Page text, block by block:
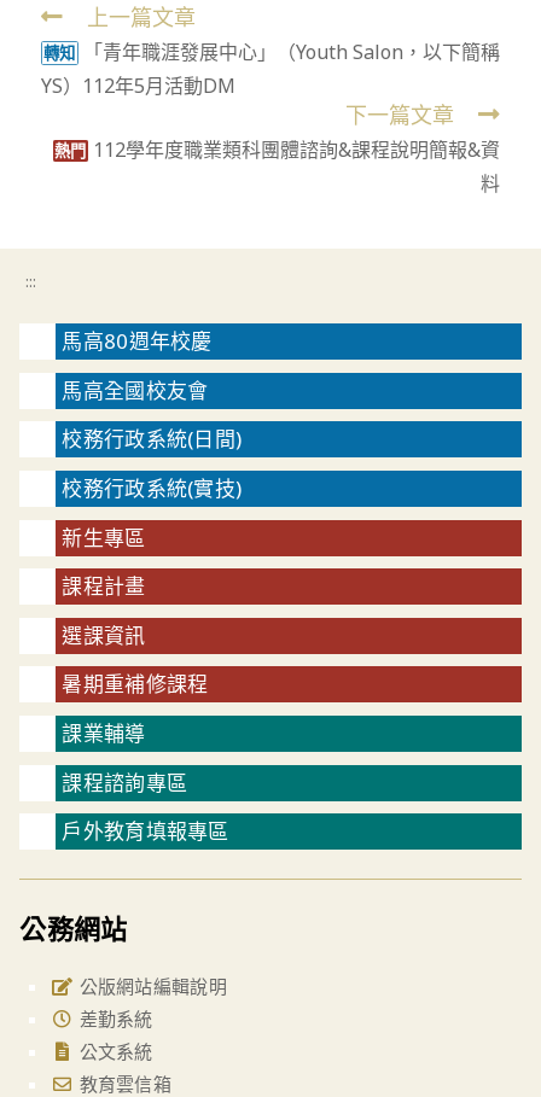
Read
more
articles
上一篇文章
轉知
「青年職涯發展中心」（Youth Salon，以下簡稱
YS）112年5月活動DM
下一篇文章
熱門 112學年度職業類科團體諮詢&課程說明簡報&資
料
:::
馬高80週年校慶
馬高全國校友會
校務行政系統(日間)
校務行政系統(實技)
新生專區
課程計畫
選課資訊
暑期重補修課程
課業輔導
課程諮詢專區
戶外教育填報專區
公務網站
公版網站編輯說明
差勤系統
公文系統
教育雲信箱